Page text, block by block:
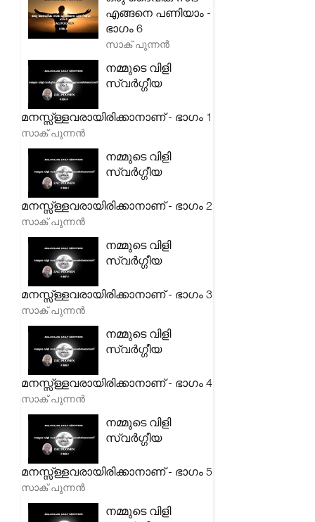
എങ്ങനെ പണിയാം -
ഭാഗം 6
സാക് പുന്നൻ
നമ്മുടെ വിളി
സ്വർഗ്ഗീയ
മനസ്സ്ള്ളവരായിരിക്കാനാണ് - ഭാഗം 1
സാക് പുന്നൻ
നമ്മുടെ വിളി
സ്വർഗ്ഗീയ
മനസ്സ്ള്ളവരായിരിക്കാനാണ് - ഭാഗം 2
സാക് പുന്നൻ
നമ്മുടെ വിളി
സ്വർഗ്ഗീയ
മനസ്സ്ള്ളവരായിരിക്കാനാണ് - ഭാഗം 3
സാക് പുന്നൻ
നമ്മുടെ വിളി
സ്വർഗ്ഗീയ
മനസ്സ്ള്ളവരായിരിക്കാനാണ് - ഭാഗം 4
സാക് പുന്നൻ
നമ്മുടെ വിളി
സ്വർഗ്ഗീയ
മനസ്സ്ള്ളവരായിരിക്കാനാണ് - ഭാഗം 5
സാക് പുന്നൻ
നമ്മുടെ വിളി